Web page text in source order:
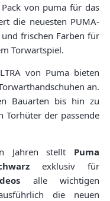
von puma für das
die neuesten PUMA-
frischen Farben für
Torwartspiel.
von Puma bieten
an.
Bauarten bis hin zu
der passende
Jahren stellt Puma
exklusiv für
alle wichtigen
die neuen